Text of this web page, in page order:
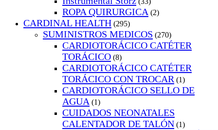
ROPA QUIRURGICA (2)
CARDINAL HEALTH (295)
SUMINISTROS MEDICOS (270)
CARDIOTORÁCICO CATÉTER
TORÁCICO (8)
CARDIOTORÁCICO CATÉTER
TORÁCICO CON TROCAR (1)
CARDIOTORÁCICO SELLO DE
AGUA (1)
CUIDADOS NEONATALES
CALENTADOR DE TALÓN (1)